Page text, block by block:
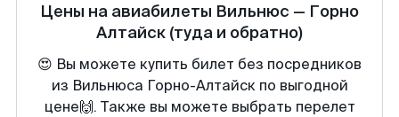
Цены на авиабилеты Вильнюс — Горно
Алтайск (туда и обратно)
😍 Вы можете купить билет без посредников
из Вильнюса Горно-Алтайск по выгодной
цене🙌. Также вы можете выбрать перелет